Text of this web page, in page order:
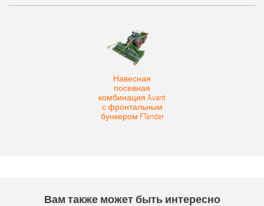
Навесная
посевная
комбинация Avant
с фронтальным
бункером FTender
Вам также может быть интересно